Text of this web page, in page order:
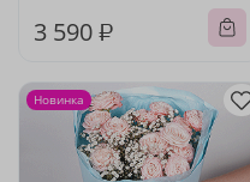
3 590 ₽
Новинка